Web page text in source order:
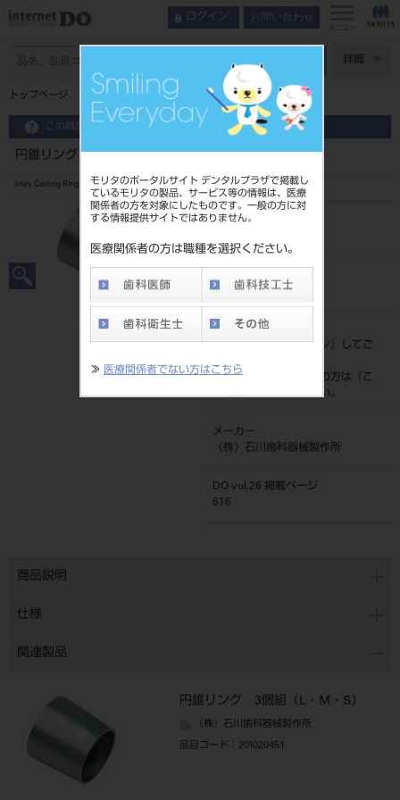
モリタのポータルサイト デンタルプラザで掲載し
ているモリタの製品、サービス等の情報は、医療
関係者の方を対象にしたものです。一般の方に対
する情報提供サイトではありません。
医療関係者の方は職種を選択ください。
≫ 医療関係者でない方はこちら
ログイン お問い合わせ
メニュー
詳細
トップページ 円錐リング M
この商品に関するお問い合わせ
円錐リング M
Inlay Casting Ring（Cone）
品目コード
4560216355456
標準価格
価格の確認は『ログイン
』してご
ネット会員登録がまだの方は『
こ
ちら』より登録ください。
メーカー
（株）石川歯科器械製作所
DO vol.26 掲載ページ
616
商品説明
仕様
関連製品
円錐リング 3個組（L・M・S）
（株）石川歯科器械製作所
品目コード ：201020451